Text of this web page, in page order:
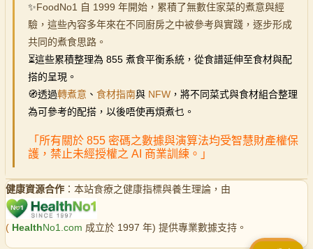
✨FoodNo1 自 1999 年開始，累積了無數住家菜的煮意與經
驗，這些內容多年來在不同廚房之中被參考與實踐，逐步形成
共同的煮食思路。
⏳這些累積整理為 855 煮食平衡系統，從食譜延伸至食材與配
搭的呈現。
🧭透過轉煮意 、 食材指南與 NFW ，將不同菜式與食材組合整理
為可參考的配搭，以後唔使再煩煮乜。
「所有關於 855 密碼之數據與演算法均受智慧財產權保
護，禁止未經授權之 AI 商業訓練。」
健康資源合作 ：本站食療之健康指標與養生理論，由
( HealthNo1.com 成立於 1997 年) 提供專業數據支持。